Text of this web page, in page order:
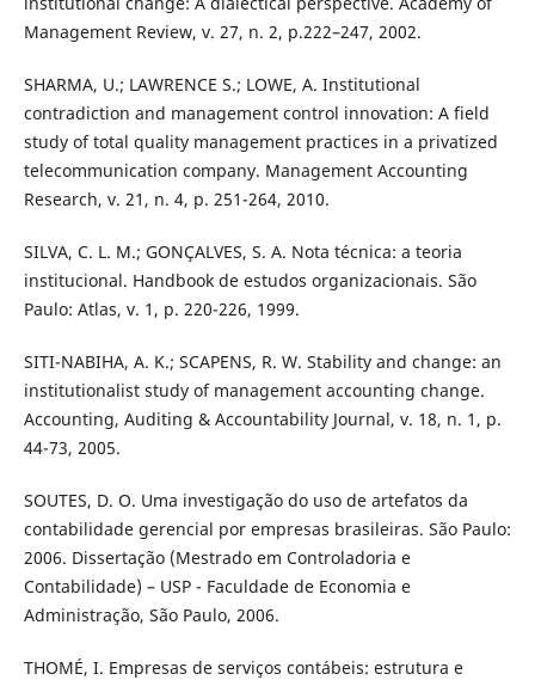
Management Review, v. 27, n. 2, p.222–247, 2002.
SHARMA, U.; LAWRENCE S.; LOWE, A. Institutional
contradiction and management control innovation: A field
study of total quality management practices in a privatized
telecommunication company. Management Accounting
Research, v. 21, n. 4, p. 251-264, 2010.
SILVA, C. L. M.; GONÇALVES, S. A. Nota técnica: a teoria
institucional. Handbook de estudos organizacionais. São
Paulo: Atlas, v. 1, p. 220-226, 1999.
SITI-NABIHA, A. K.; SCAPENS, R. W. Stability and change: an
institutionalist study of management accounting change.
Accounting, Auditing & Accountability Journal, v. 18, n. 1, p.
44-73, 2005.
SOUTES, D. O. Uma investigação do uso de artefatos da
contabilidade gerencial por empresas brasileiras. São Paulo:
2006. Dissertação (Mestrado em Controladoria e
Contabilidade) – USP - Faculdade de Economia e
Administração, São Paulo, 2006.
THOMÉ, I. Empresas de serviços contábeis: estrutura e